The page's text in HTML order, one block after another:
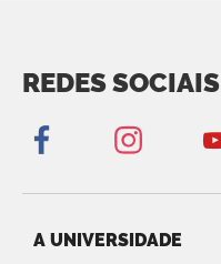
REDES SOCIAIS
A UNIVERSIDADE